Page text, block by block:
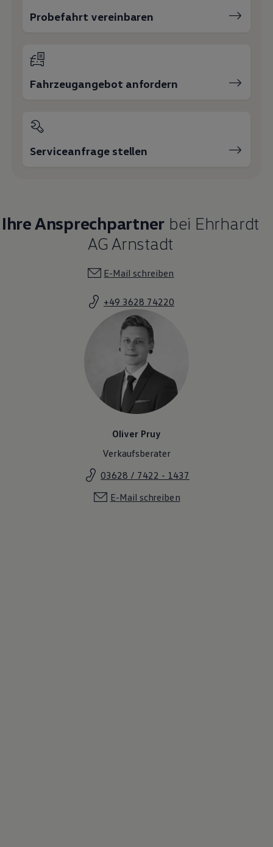
Probefahrt vereinbaren
Fahrzeugangebot anfordern
Serviceanfrage stellen
Ihre Ansprechpartner bei Ehrhardt
AG Arnstadt
E-Mail schreiben
+49 3628 74220
Oliver Pruy
Verkaufsberater
03628 / 7422 - 1437
E-Mail schreiben